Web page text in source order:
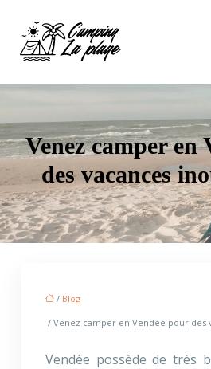
Venez camper en
des vacances
/ Blog
/ Venez camper en Vendée pour des
Vendée possède de très